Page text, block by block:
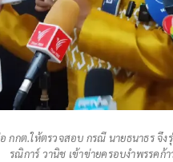
กกต.ให้ตรวจสอบ กรณี นายธนาธร จึ
รณิการ์ วานิช เข้าข่ายครอบงำพรรคก้า